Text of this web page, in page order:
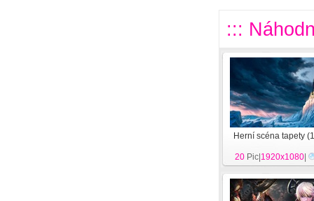
:::
Herní scéna tapety
20 Pic| 1920x1080